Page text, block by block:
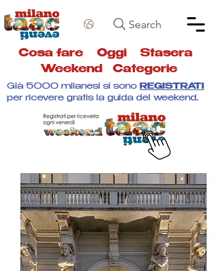
Search
Cosa fare Oggi Stasera
Weekend
Categorie
Già 5000 milanesi si sono REGISTRATI
per ricevere gratis la guida del weekend.